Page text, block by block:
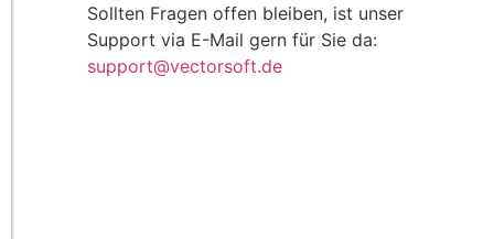
Sollten Fragen offen bleiben, ist unser
Support via E-Mail gern für Sie da:
support@vectorsoft.de